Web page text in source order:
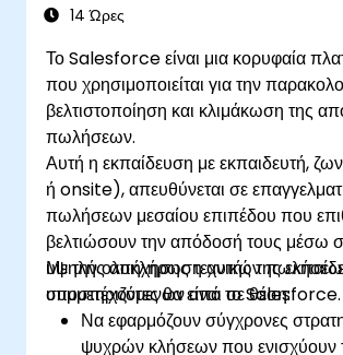
14 Ώρες
Το Salesforce είναι μια κορυφαία
που χρησιμοποιείται για την
βελτιστοποίηση και κλιμάκωση της
πωλήσεων.
Αυτή η εκπαίδευση με εκπαιδευτή,
ή onsite), απευθύνεται σε
πωλήσεων μεσαίου επιπέδου που
βελτιώσουν την απόδοσή τους μέσω
υψηλής απήχησης τεχνικών
υποστηριζόμενων από το Salesforce.
Με την ολοκλήρωση αυτής της
συμμετέχοντες θα είναι σε θέση:
Να εφαρμόζουν σύγχρονες
ψυχρών κλήσεων που ενισχύουν